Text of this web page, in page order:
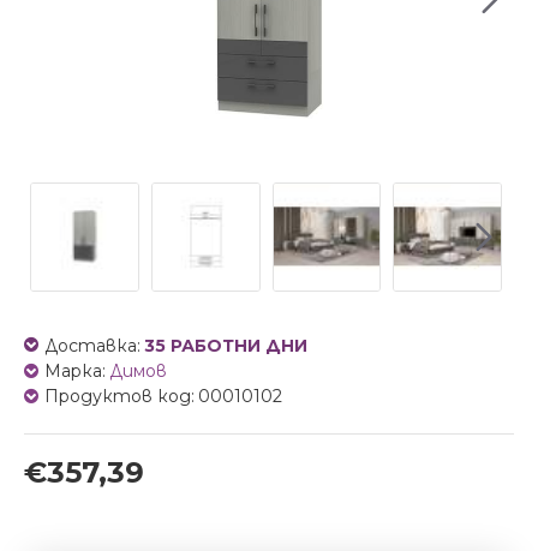
€357,39
Доставка: 35 РАБОТНИ ДНИ
Марка: Димов
Продуктов код: 00010102